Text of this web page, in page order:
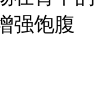
强饱腹